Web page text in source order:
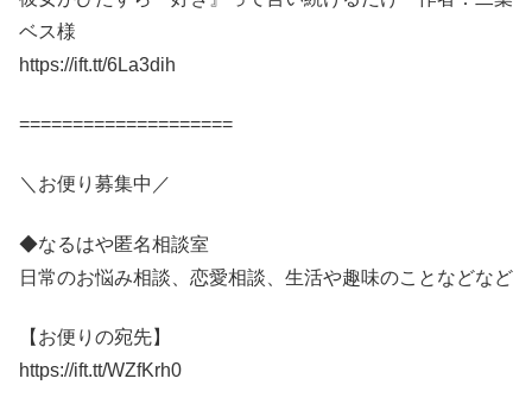
ベス様
https://ift.tt/6La3dih
====================
＼お便り募集中／
◆なるはや匿名相談室
日常のお悩み相談、恋愛相談、生活や趣味のことなどなど
【お便りの宛先】
https://ift.tt/WZfKrh0